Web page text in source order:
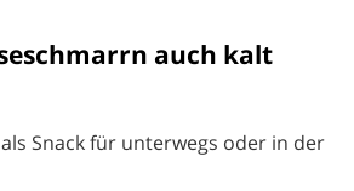
auch kalt
Snack für unterwegs oder in der